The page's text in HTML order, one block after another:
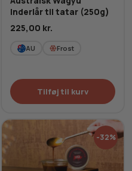
Inderlår til tatar (250g)
225,00 kr.
AU Frost
Tilføj til kurv
-32%